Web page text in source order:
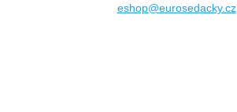
eshop@eurosedacky.cz